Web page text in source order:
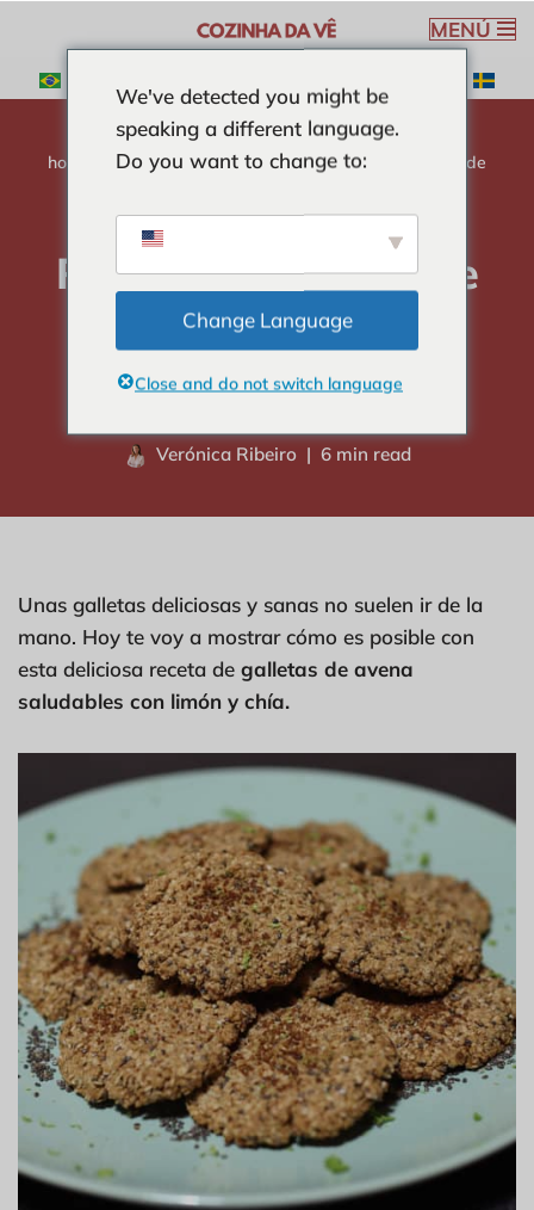
al
MENÚ
hogar COMIDAS SALUDABLES-Receta saludable de
Receta saludable de
galletas de chía y
limón
Verónica Ribeiro 6 min read
Unas galletas deliciosas y sanas no suelen ir de la
mano. Hoy te voy a mostrar cómo es posible con
esta deliciosa receta de galletas de avena
saludables con limón y chía.
We've detected you might be
speaking a different language.
Do you want to change to:
Change Language
Close and do not switch language